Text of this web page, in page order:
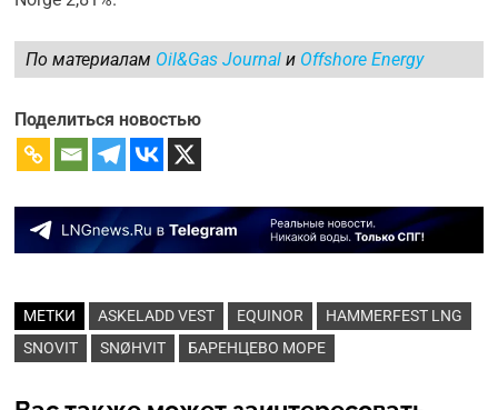
По материалам Oil&Gas Journalи Offshore Energy
Поделиться новостью
МЕТКИ ASKELADD VEST EQUINOR
HAMMERFEST LNG
SNOVIT
SNØHVIT БАРЕНЦЕВО МОРЕ